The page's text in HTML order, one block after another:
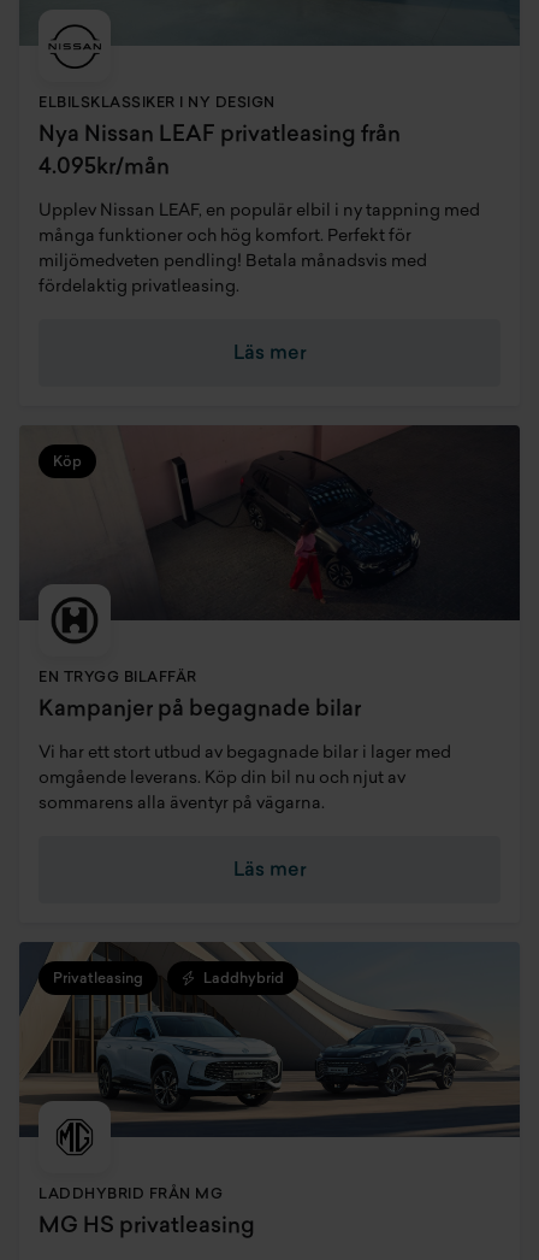
ELBILSKLASSIKER I NY DESIGN
Nya Nissan LEAF privatleasing från
4.095kr/mån
Upplev Nissan LEAF, en populär elbil i ny tappning med
många funktioner och hög komfort. Perfekt för
miljömedveten pendling! Betala månadsvis med
fördelaktig privatleasing.
Läs mer
Köp
EN TRYGG BILAFFÄR
Kampanjer på begagnade bilar
Vi har ett stort utbud av begagnade bilar i lager med
omgående leverans. Köp din bil nu och njut av
sommarens alla äventyr på vägarna.
Läs mer
Privatleasing Laddhybrid
LADDHYBRID FRÅN MG
MG HS privatleasing